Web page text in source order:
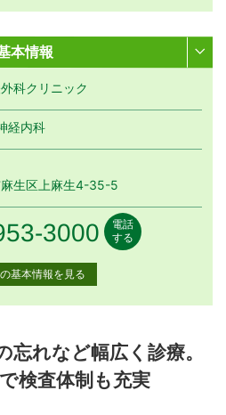
本情報
科クリニック
経内科
生区上麻生4-35-5
号3000
電話
する
基本情報を見る
● ● ●
●
● ● ●
忘れなど幅広く診療。
検査体制も充実